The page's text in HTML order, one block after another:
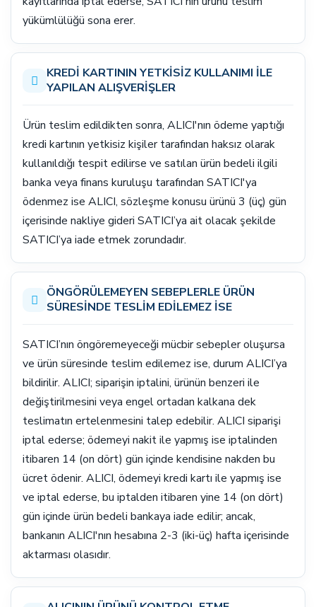
yükümlülüğü sona erer.
KREDİ KARTININ YETKİSİZ KULLANIMI İLE
YAPILAN ALIŞVERİŞLER
Ürün teslim edildikten sonra, ALICI'nın ödeme yaptığı
kredi kartının yetkisiz kişiler tarafından haksız olarak
kullanıldığı tespit edilirse ve satılan ürün bedeli ilgili
banka veya finans kuruluşu tarafından SATICI'ya
ödenmez ise ALICI, sözleşme konusu ürünü 3 (üç) gün
içerisinde nakliye gideri SATICI’ya ait olacak şekilde
SATICI’ya iade etmek zorundadır.
ÖNGÖRÜLEMEYEN SEBEPLERLE ÜRÜN
SÜRESİNDE TESLİM EDİLEMEZ İSE
SATICI’nın öngöremeyeceği mücbir sebepler oluşursa
ve ürün süresinde teslim edilemez ise, durum ALICI’ya
bildirilir. ALICI; siparişin iptalini, ürünün benzeri ile
değiştirilmesini veya engel ortadan kalkana dek
teslimatın ertelenmesini talep edebilir. ALICI siparişi
iptal ederse; ödemeyi nakit ile yapmış ise iptalinden
itibaren 14 (on dört) gün içinde kendisine nakden bu
ücret ödenir. ALICI, ödemeyi kredi kartı ile yapmış ise
ve iptal ederse, bu iptalden itibaren yine 14 (on dört)
gün içinde ürün bedeli bankaya iade edilir; ancak,
bankanın ALICI'nın hesabına 2-3 (iki-üç) hafta içerisinde
aktarması olasıdır.